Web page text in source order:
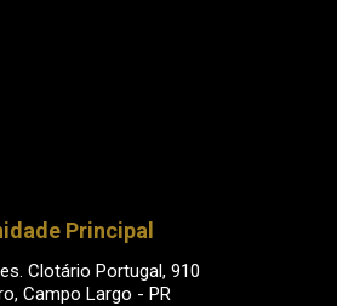
Principal
Clotário Portugal, 910
Campo Largo - PR